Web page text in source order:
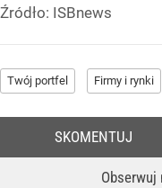
Źródło: ISBnews
Twój portfel Firmy i rynki
Obserwuj
SKOMENTUJ